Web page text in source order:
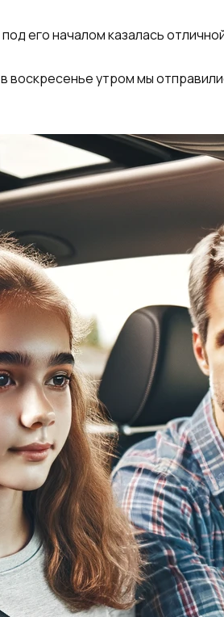
его началом казалась
воскресенье утром мы